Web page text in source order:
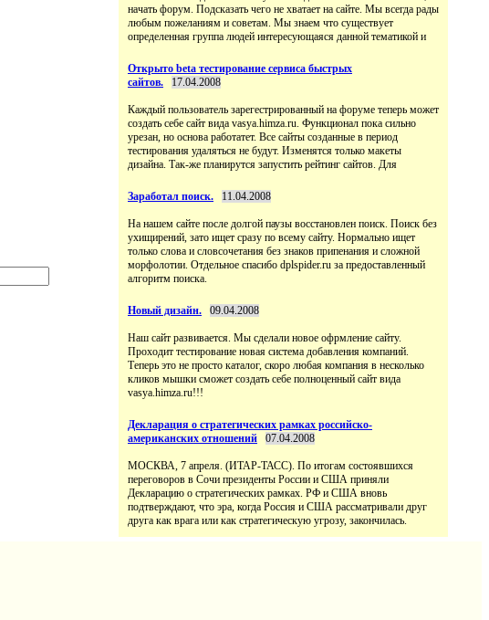
начать форум. Подсказать чего не хватает на сайте. Мы всегда рады
любым пожеланиям и советам. Мы знаем что существует
определенная группа людей интересующаяся данной тематикой и
Открыто beta тестирование сервиса быстрых
сайтов.
17.04.2008
Каждый пользователь зарегестрированный на форуме теперь может
создать себе сайт вида vasya.himza.ru. Функционал пока сильно
урезан, но основа работатет. Все сайты созданные в период
тестирования удаляться не будут. Изменятся только макеты
дизайна. Так-же планирутся запустить рейтинг сайтов. Для
Заработал поиск. 11.04.2008
На нашем сайте после долгой паузы восстановлен поиск. Поиск без
ухищирений, зато ищет сразу по всему сайту. Нормально ищет
только слова и словсочетания без знаков припенания и сложной
морфолотии. Отдельное спасибо dplspider.ru за предоставленный
алгоритм поиска.
Новый дизайн. 09.04.2008
Наш сайт развивается. Мы сделали новое офрмление сайту.
Проходит тестирование новая система добавления компаний.
Теперь это не просто каталог, скоро любая компания в несколько
кликов мышки сможет создать себе полноценный сайт вида
vasya.himza.ru!!!
Декларация о стратегических рамках российско-
американских отношений
07.04.2008
МОСКВА, 7 апреля. (ИТАР-ТАСС). По итогам состоявшихся
переговоров в Сочи президенты России и США приняли
Декларацию о стратегических рамках. РФ и США вновь
подтверждают, что эра, когда Россия и США рассматривали друг
друга как врага или как стратегическую угрозу, закончилась.